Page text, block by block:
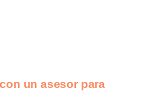
un asesor para